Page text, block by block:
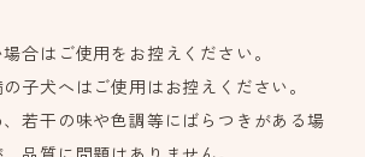
合はご使用をお控えください。
子犬へはご使用はお控えください。
、若干の味や色調等にばらつきがある場